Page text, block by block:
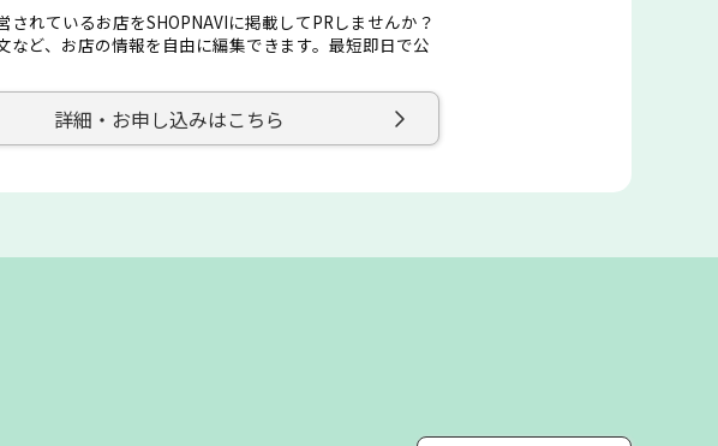
されているお店をSHOPNAVIに掲載してPRしませんか？
など、お店の情報を自由に編集できます。最短即日で公
詳細・お申し込みはこちら